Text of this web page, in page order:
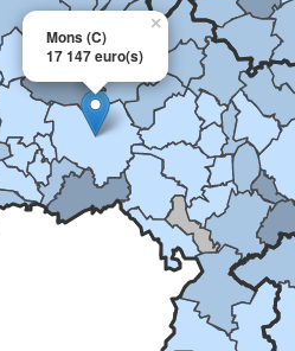
Mons (C)
17 147 euro(s)
×